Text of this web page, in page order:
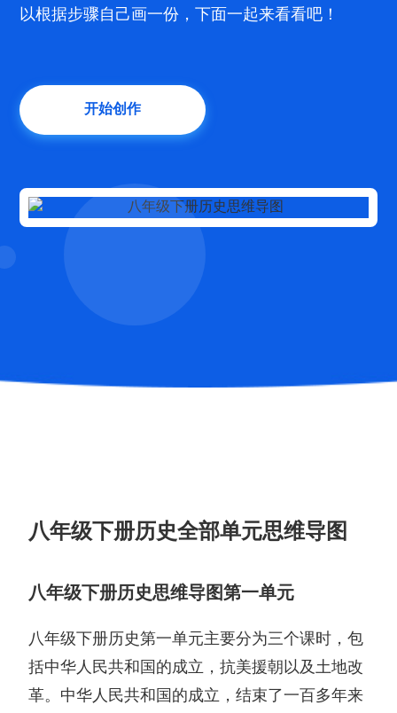
以根据步骤自己画一份，下面一起来看看吧！
开始创作
八年级下册历史全部单元思维导图
八年级下册历史思维导图第一单元
八年级下册历史第一单元主要分为三个课时，包
括中华人民共和国的成立，抗美援朝以及土地改
革。中华人民共和国的成立，结束了一百多年来